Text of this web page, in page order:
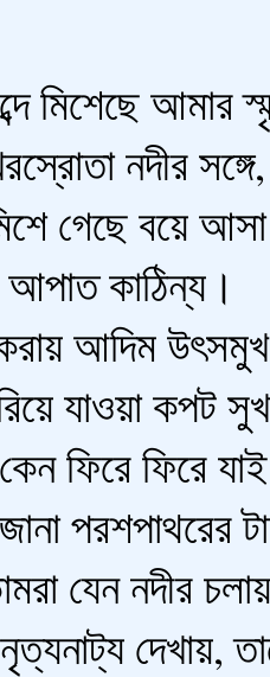
মিশেছে আমার
নদীর
গেছে বয়ে
কাঠিন্য।
আদিম উৎসমুখ
যাওয়া কপট
ফিরে ফিরে
পরশপাথরের
যেন নদীর চলায়
দেখায়,